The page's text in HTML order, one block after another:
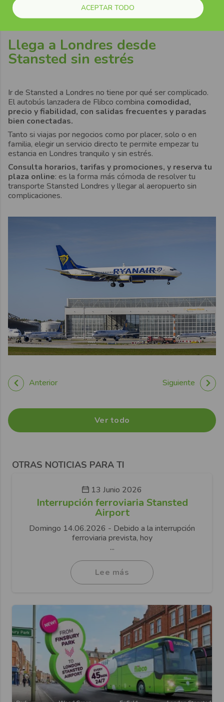
ACEPTAR TODO
suplementos por los viajes nocturnos.
Llega a Londres desde
Stansted sin estrés
Ir de Stansted a Londres no tiene por qué ser complicado.
El autobús lanzadera de Flibco combina comodidad,
precio y fiabilidad, con salidas frecuentes y paradas
bien conectadas.
Tanto si viajas por negocios como por placer, solo o en
familia, elegir un servicio directo te permite empezar tu
estancia en Londres tranquilo y sin estrés.
Consulta horarios, tarifas y promociones, y reserva tu
plaza online: es la forma más cómoda de resolver tu
transporte Stansted Londres y llegar al aeropuerto sin
complicaciones.
Anterior Siguiente
Ver todo
OTRAS NOTICIAS PARA TI
13 Junio 2026
Interrupción ferroviaria Stansted
Airport
Domingo 14.06.2026 - Debido a la interrupción
ferroviaria prevista, hoy
...
Lee más